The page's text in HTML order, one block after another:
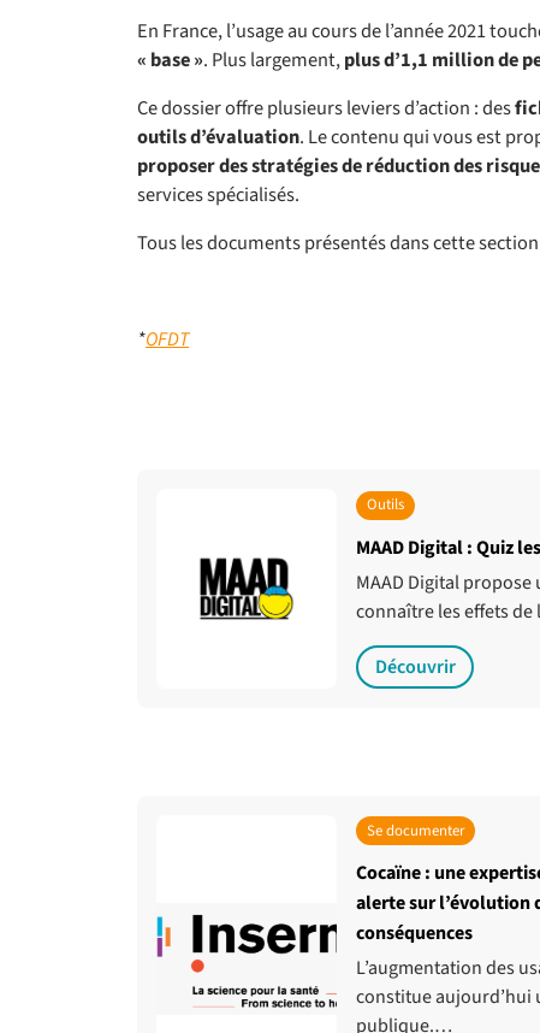
En France, l’usage au cours de l’année 2021
« base ». Plus largement,plus d’1,1 million de
Ce dossier offre plusieurs leviers d’action : des
outils d’évaluation. Le contenu qui vous est
proposer des stratégies de réduction des
services spécialisés.
Tous les documents présentés dans cette
*OFDT
Outils
MAAD Digital : Quiz
MAAD Digital
connaître les effets de
Découvrir
Se documenter
Cocaïne : une
alerte sur l’évolution
conséquences
L’augmentation des
constitue aujourd’hui
publique.…